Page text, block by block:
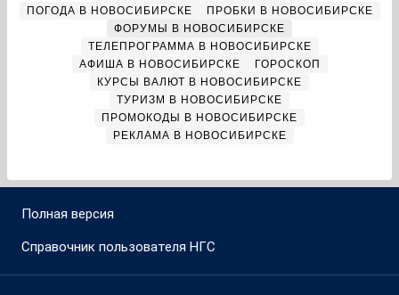
ПОГОДА В НОВОСИБИРСКЕ
ПРОБКИ В НОВОСИБИРСКЕ
ФОРУМЫ В НОВОСИБИРСКЕ
ТЕЛЕПРОГРАММА В НОВОСИБИРСКЕ
АФИША В НОВОСИБИРСКЕ
ГОРОСКОП
КУРСЫ ВАЛЮТ В НОВОСИБИРСКЕ
ТУРИЗМ В НОВОСИБИРСКЕ
ПРОМОКОДЫ В НОВОСИБИРСКЕ
РЕКЛАМА В НОВОСИБИРСКЕ
Полная версия
Справочник пользователя НГС